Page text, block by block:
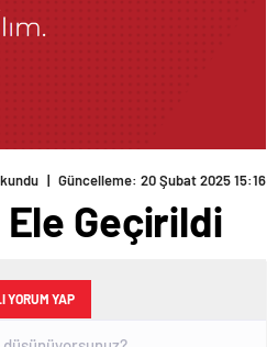
| Güncelleme: 20 Şubat 2025 15:16
Ele Geçirildi
YORUM YAP